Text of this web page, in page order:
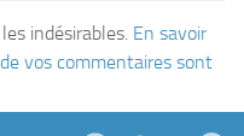
indésirables. En savoir
vos commentaires sont